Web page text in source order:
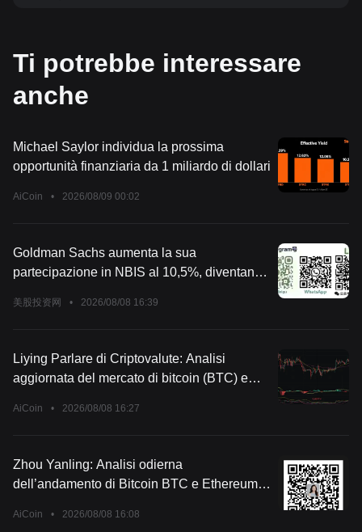
Ti potrebbe interessare
anche
Michael Saylor individua la prossima
opportunità finanziaria da 1 miliardo di dollari
AiCoin • 2026/08/09 00:02
Goldman Sachs aumenta la sua
partecipazione in NBIS al 10,5%, diventando
美股投资网 • 2026/08/08 16:39
Liying Parlare di Criptovalute: Analisi
aggiornata del mercato di bitcoin (BTC) e
AiCoin • 2026/08/08 16:27
Zhou Yanling: Analisi odierna
dell’andamento di Bitcoin BTC e Ethereum
AiCoin • 2026/08/08 16:08